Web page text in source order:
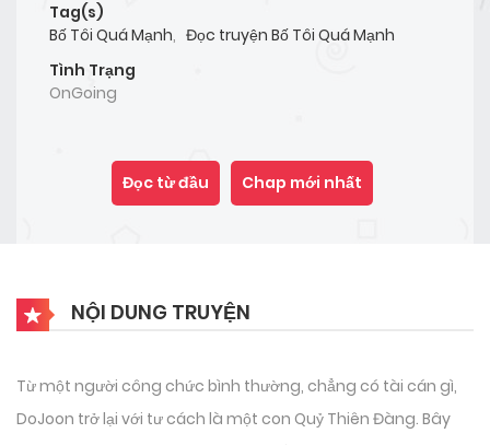
Tag(s)
Bố Tôi Quá Mạnh, Đọc truyện Bố Tôi Quá Mạnh
Tình Trạng
OnGoing
Đọc từ đầu Chap mới nhất
NỘI DUNG TRUYỆN
Từ một người công chức bình thường, chẳng có tài cán gì,
DoJoon trở lại với tư cách là một con Quỷ Thiên Đàng. Bây